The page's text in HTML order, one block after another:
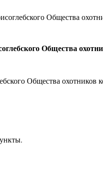
Общества
Общества
Общества охотников